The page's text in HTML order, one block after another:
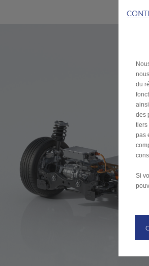
du
des
tiers
pas
Si